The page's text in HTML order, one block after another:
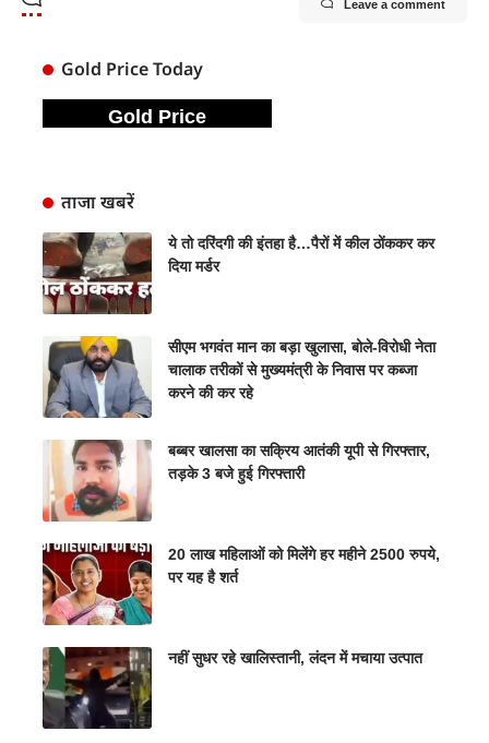
Leave a comment
Gold Price Today
Gold Price
ताजा खबरें
ये तो दरिंदगी की इंतहा है…पैरों में कील ठोंककर कर
दिया मर्डर
सीएम भगवंत मान का बड़ा खुलासा, बोले-विरोधी नेता
चालाक तरीकों से मुख्यमंत्री के निवास पर कब्जा
करने की कर रहे
बब्बर खालसा का सक्रिय आतंकी यूपी से गिरफ्तार,
तड़के 3 बजे हुई गिरफ्तारी
20 लाख महिलाओं को मिलेंगे हर महीने 2500 रुपये,
पर यह है शर्त
नहीं सुधर रहे खालिस्तानी, लंदन में मचाया उत्पात